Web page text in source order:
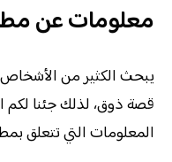
معلومات عن
يبحث الكثير من
قصة ذوق، لذلك جئنا لكم
المعلومات التي تتعلق